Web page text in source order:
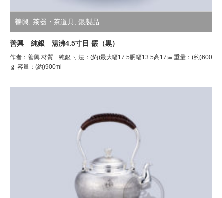
善興 茶器・茶道具 銀製品
善興 純銀 湯沸4.5寸目 霰（黒）
作者：善興 材質：純銀 寸法：(約)最大幅17.5胴幅13.5高17㎝ 重量：(約)600
ｇ 容量：(約)900ml